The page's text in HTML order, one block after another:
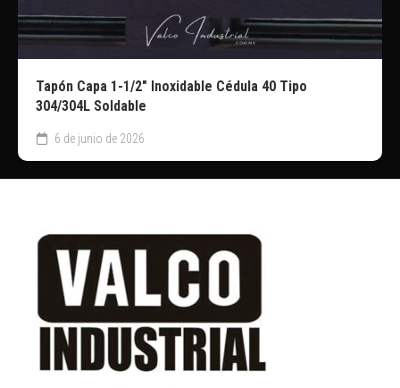
Tapón Capa 1-1/2″ Inoxidable Cédula 40 Tipo
304/304L Soldable
6 de junio de 2026